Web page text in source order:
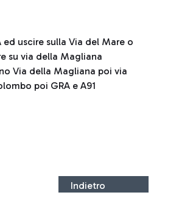
uscire sulla Via del Mare o
su via della Magliana
Via della Magliana poi via
poi GRA e A91
Indietro